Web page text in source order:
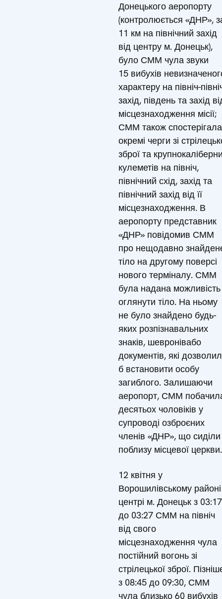
Донецького аеропорту
(контролюється «ДНР»,
11 км на північний захід
від центру м. Донецьк),
було СММ чула звуки
15 вибухів
характеру на північ-
захід, південь та захід
місцезнаходження місії;
СММ також спостерігала
окремі черги зі
зброї та
кулеметів на північ,
північний схід, захід та
північний захід від її
місцезнаходження. В
аеропорту представник
«ДНР» повідомив СММ
про нещодавно
тіло на другому поверсі
нового терміналу. СММ
була надана можливість
оглянути тіло. На ньому
не було знайдено будь-
яких розпізнавальних
знаків, шевронівабо
документів, які
б встановити особу
загиблого. Залишаючи
аеропорт, СММ
десятьох чоловіків у
супроводі озброєних
членів «ДНР», що сиділи
поблизу місцевої церкви.
12 квітня у
Ворошилівському
центрі м. Донецьк з 03:17
до 03:27 СММ на північ
від свого
місцезнаходження чула
постійний вогонь зі
стрілецької зброї.
з 08:45 до 09:30, СММ
чула близько 60 вибухів